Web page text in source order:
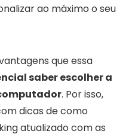
ao máximo o seu
que essa
saber escolher a
. Por isso,
dicas de como
atualizado com as